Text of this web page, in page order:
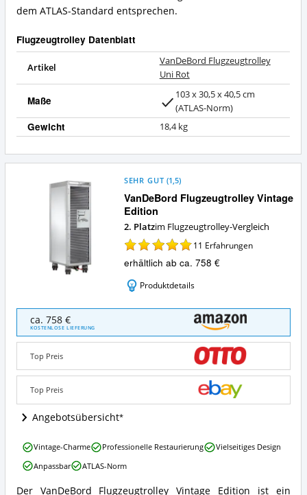
dem ATLAS-Standard entsprechen.
Flugzeugtrolley Datenblatt
Artikel
VanDeBord Flugzeugtrolley
Uni Rot
Maße
103 x 30,5 x 40,5 cm
(ATLAS-Norm)
Gewicht 18,4 kg
VanDeBord Flugzeugtrolley Vintage
Edition
SEHR GUT (1,5)
2. Platzim Flugzeugtrolley-Vergleich
11 Erfahrungen
erhältlich ab ca. 758 €
Produktdetails
VanDeBord
Flugzeugtrolley
Vintage
Edition
Angebote:
Wo
Flugzeugtrolley
erhältlich?
ca. 758 €
KOSTENLOSE LIEFERUNG
Top Preis
Top Preis
Angebotsübersicht
Der VanDeBord Flugzeugtrolley Vintage Edition ist ein
VanDeBord
Flugzeugtrolley
Vintage
Vintage-Charme Professionelle Restaurierung
Vielseitiges Design
Anpassbar
ATLAS-Norm